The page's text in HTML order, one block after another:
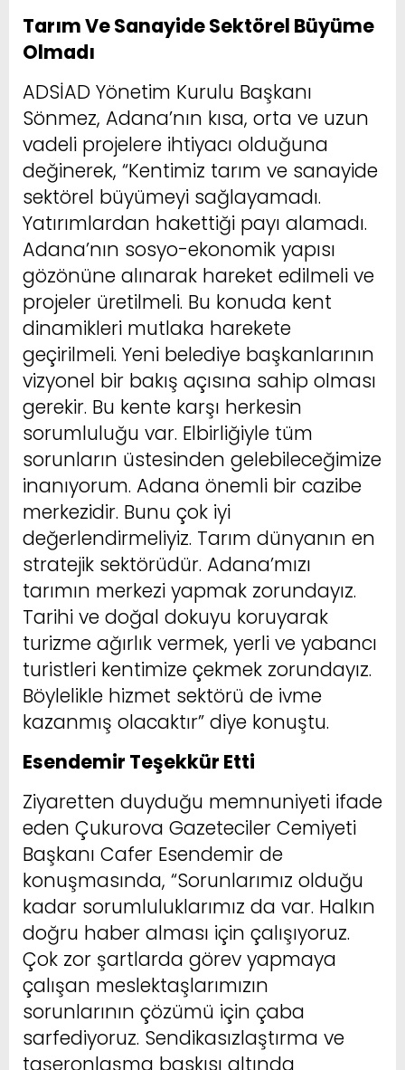
Tarım Ve Sanayide Sektörel Büyüme
Olmadı
ADSİAD Yönetim Kurulu Başkanı
Sönmez, Adana’nın kısa, orta ve uzun
vadeli projelere ihtiyacı olduğuna
değinerek, “Kentimiz tarım ve sanayide
sektörel büyümeyi sağlayamadı.
Yatırımlardan hakettiği payı alamadı.
Adana’nın sosyo-ekonomik yapısı
gözönüne alınarak hareket edilmeli ve
projeler üretilmeli. Bu konuda kent
dinamikleri mutlaka harekete
geçirilmeli. Yeni belediye başkanlarının
vizyonel bir bakış açısına sahip olması
gerekir. Bu kente karşı herkesin
sorumluluğu var. Elbirliğiyle tüm
sorunların üstesinden gelebileceğimize
inanıyorum. Adana önemli bir cazibe
merkezidir. Bunu çok iyi
değerlendirmeliyiz. Tarım dünyanın en
stratejik sektörüdür. Adana’mızı
tarımın merkezi yapmak zorundayız.
Tarihi ve doğal dokuyu koruyarak
turizme ağırlık vermek, yerli ve yabancı
turistleri kentimize çekmek zorundayız.
Böylelikle hizmet sektörü de ivme
kazanmış olacaktır” diye konuştu.
Esendemir Teşekkür Etti
Ziyaretten duyduğu memnuniyeti ifade
eden Çukurova Gazeteciler Cemiyeti
Başkanı Cafer Esendemir de
konuşmasında, “Sorunlarımız olduğu
kadar sorumluluklarımız da var. Halkın
doğru haber alması için çalışıyoruz.
Çok zor şartlarda görev yapmaya
çalışan meslektaşlarımızın
sorunlarının çözümü için çaba
sarfediyoruz. Sendikasızlaştırma ve
taşeronlaşma baskısı altında